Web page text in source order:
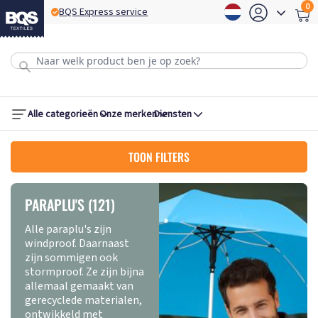
BQS Express service 0
Alle categorieënOnze merkenDiensten
TOON FILTERS
PARAPLU'S (121)
Alle paraplu's zijn
windproof. Daarnaast
zijn sommigen ook
stormproof. Ze zijn bijna
allemaal gemaakt van
gerecyclede materialen,
ontwikkeld met